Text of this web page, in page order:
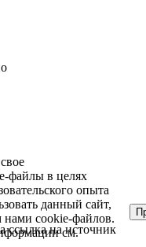
ссылка на источник
файлы в целях
опыта
данный сайт,
нами cookie-файлов.
см.